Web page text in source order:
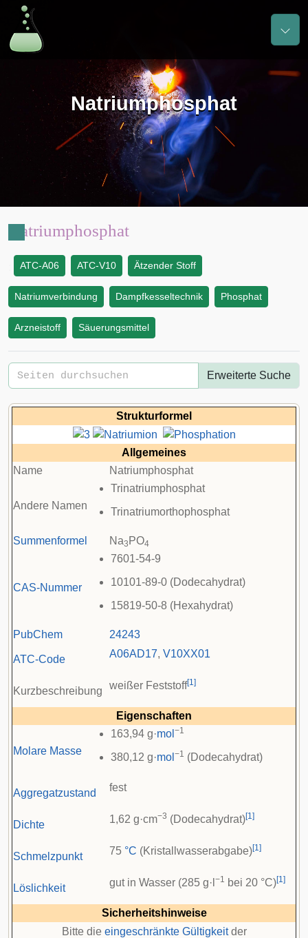
Natriumphosphat
Natriumphosphat
ATC-A06 ATC-V10 Ätzender Stoff
Natriumverbindung Dampfkesseltechnik Phosphat
Arzneistoff Säuerungsmittel
Erweiterte Suche
Strukturformel
Allgemeines
Name
Natriumphosphat
Andere Namen
Trinatriumphosphat
Trinatriumorthophosphat
Summenformel Na3 PO4
CAS-Nummer
7601-54-9
10101-89-0 (Dodecahydrat)
15819-50-8 (Hexahydrat)
PubChem 24243
ATC-Code A06AD17, V10XX01
Kurzbeschreibung weißer Feststoff[1]
Eigenschaften
Molare Masse
163,94 g·mol −1
380,12 g·mol −1 (Dodecahydrat)
Aggregatzustand fest
Dichte 1,62 g·cm−3 (Dodecahydrat)[1]
Schmelzpunkt 75 °C (Kristallwasserabgabe)[1]
Löslichkeit gut in Wasser (285 g·l −1 bei 20 °C)[1]
Sicherheitshinweise
Bitte die eingeschränkte Gültigkeitder